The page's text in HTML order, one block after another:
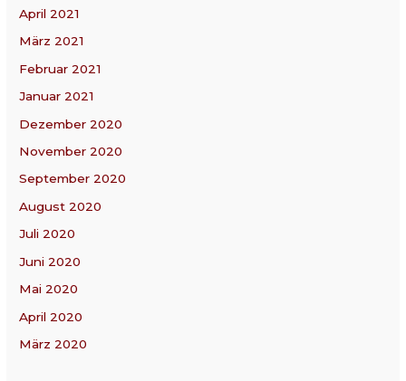
April 2021
März 2021
Februar 2021
Januar 2021
Dezember 2020
November 2020
September 2020
August 2020
Juli 2020
Juni 2020
Mai 2020
April 2020
März 2020